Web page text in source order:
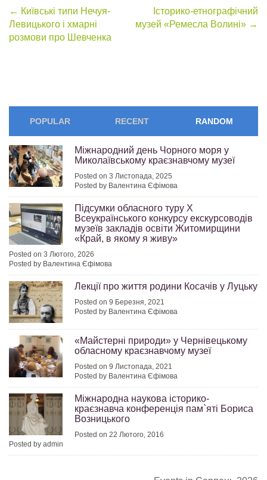
Post
navigation
← Київські типи Нечуя-
Левицького і хмарні
розмови про Шевченка
Історико-етнографічний
музей «Ремесла Волині» →
POPULAR RECENT RANDOM
Міжнародний день Чорного моря у
Миколаївському краєзнавчому музеї
Posted on 3 Листопада, 2025
Posted by Валентина Єфімова
Підсумки обласного туру Х
Всеукраїнського конкурсу екскурсоводів
музеїв закладів освіти Житомирщини
«Край, в якому я живу»
Posted on 3 Лютого, 2026
Posted by Валентина Єфімова
Лекції про життя родини Косачів у Луцьку
Posted on 9 Березня, 2021
Posted by Валентина Єфімова
«Майстерні природи» у Чернівецькому
обласному краєзнавчому музеї
Posted on 9 Листопада, 2021
Posted by Валентина Єфімова
Міжнародна наукова історико-
краєзнавча конференція пам`яті Бориса
Возницького
Posted on 22 Лютого, 2016
Posted by admin